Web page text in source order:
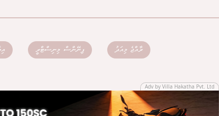
ރާއްޖެ މިއަދު ފިނޭންސް މިނިސްޓްރީ
Adv by Villa Hakatha Pvt. Ltd